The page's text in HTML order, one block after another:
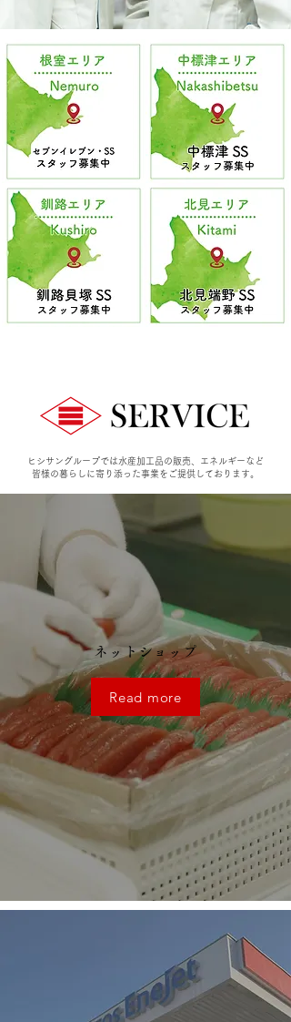
ヒシサングループでは水産加工品の販売、エネルギーなど
皆様の暮らしに寄り添った事業をご提供しております。
ネットショップ
Read more